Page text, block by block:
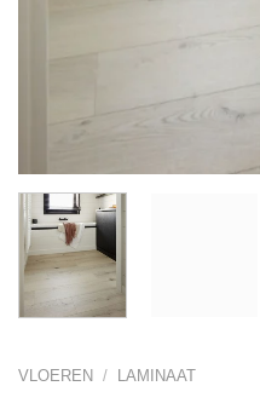
VLOEREN / LAMINAAT